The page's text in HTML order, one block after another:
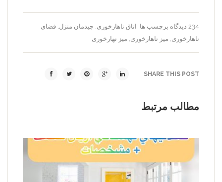
234 دیدگاه برچسب ها: اتاق ناهارخوری چیدمان منزل فضای
ناهارخوری میز ناهارخوری میز نهارخوری
SHARE THIS POST
مطالب مرتبط